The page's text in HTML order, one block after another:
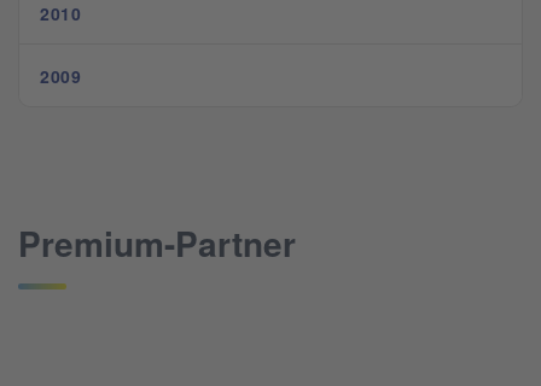
2010
2009
Premium-Partner